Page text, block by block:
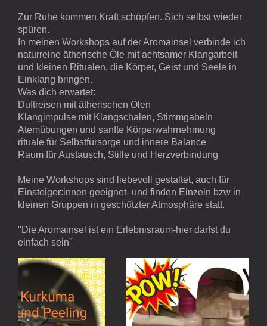
Zur Ruhe kommen.Kraft schöpfen. Sich selbst wieder
spüren.
In meinen Workshops auf der Aromainsel verbinde ich
naturreine ätherische Öle mit achtsamer Klangarbeit
und kleinen Ritualen, die Körper, Geist und Seele in
Einklang bringen.
Was dich erwartet:
Duftreisen mit ätherischen Ölen
Klangimpulse mit Klangschalen, Stimmgabeln
Atemübungen und sanfte Körperwahrnehmung
rituale für Selbstfürsorge und innere Balance
Raum für Austausch, Stille und Herzverbindung
Meine Workshops sind liebevoll gestaltet, auch für
Einsteiger:innen geeignet- und finden Einzeln bzw in
kleinen Gruppen in geschützter Atmosphäre statt.
"Die Aromainsel ist ein Erlebnisraum-hier darfst du
einfach sein"